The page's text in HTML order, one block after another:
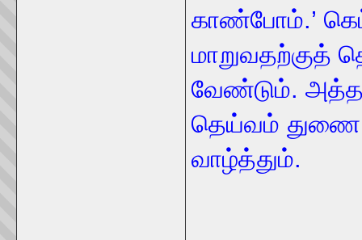
காண்போம்.’
மாறுவதற்குத்
வேண்டும்.
தெய்வம் துணை
வாழ்த்தும்.